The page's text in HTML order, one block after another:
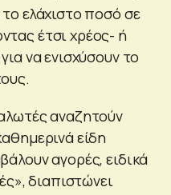
ελάχιστο ποσό σε
έτσι χρέος- ή
να ενισχύσουν το
αναζητούν
είδη
αγορές, ειδικά
διαπιστώνει